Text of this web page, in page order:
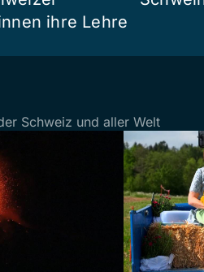
ihre Lehre
Schweiz und aller Welt